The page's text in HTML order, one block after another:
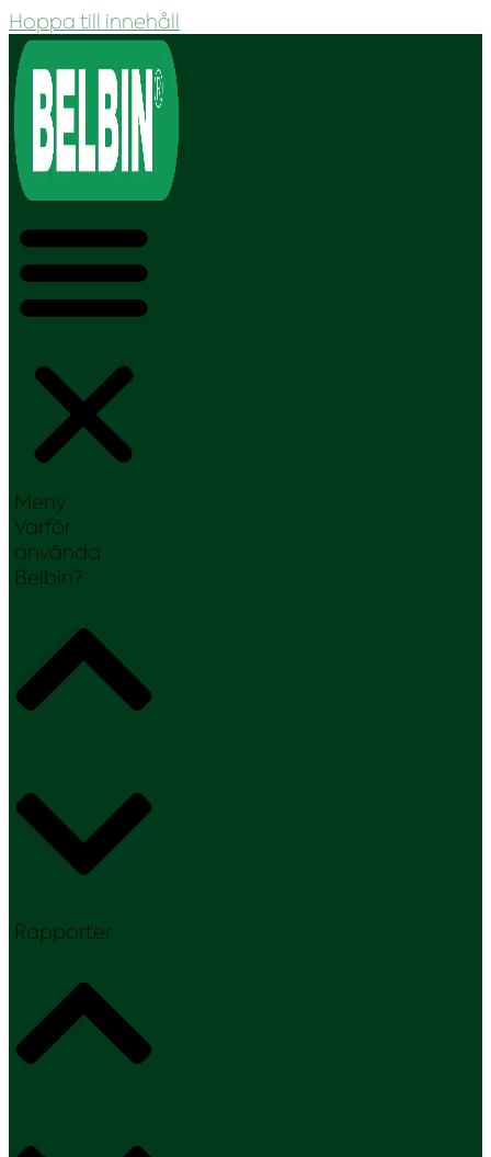
Hoppa till innehåll
Meny
Varför
använda
Belbin?
Rapporter